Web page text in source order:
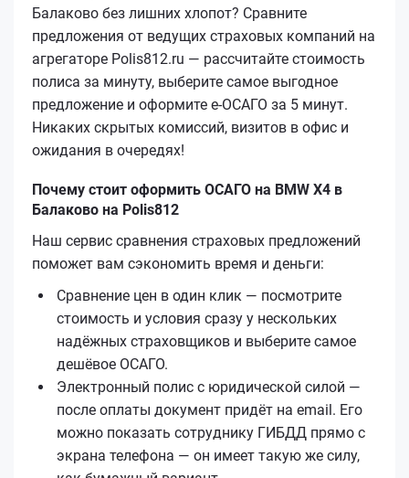
Балаково без лишних хлопот? Сравните
предложения от ведущих страховых компаний на
агрегаторе Polis812.ru — рассчитайте стоимость
полиса за минуту, выберите самое выгодное
предложение и оформите е‑ОСАГО за 5 минут.
Никаких скрытых комиссий, визитов в офис и
ожидания в очередях!
Почему стоит оформить ОСАГО на BMW X4 в
Балаково на Polis812
Наш сервис сравнения страховых предложений
поможет вам сэкономить время и деньги:
Сравнение цен в один клик — посмотрите
стоимость и условия сразу у нескольких
надёжных страховщиков и выберите самое
дешёвое ОСАГО.
Электронный полис с юридической силой —
после оплаты документ придёт на email. Его
можно показать сотруднику ГИБДД прямо с
экрана телефона — он имеет такую же силу,